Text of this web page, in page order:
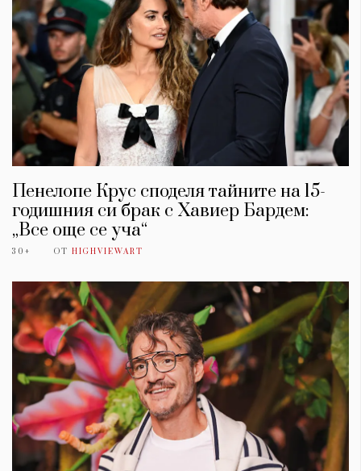
Пенелопе Крус споделя тайните на 15-
годишния си брак с Хавиер Бардем:
„Все още се уча“
30+ ОТ HIGHVIEWART